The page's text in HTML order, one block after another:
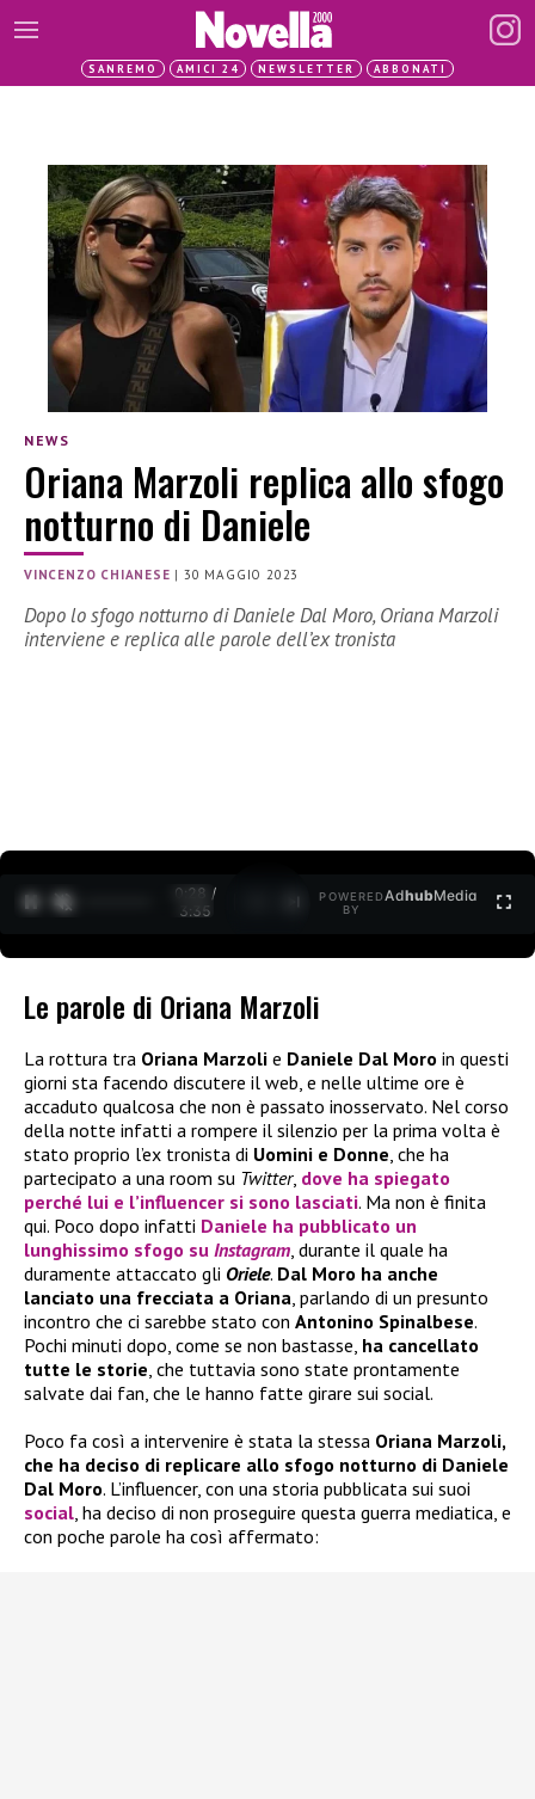
SANREMO AMICI 24 NEWSLETTER ABBONATI
NEWS
Oriana Marzoli replica allo sfogo
notturno di Daniele
VINCENZO CHIANESE |30 MAGGIO 2023
Dopo lo sfogo notturno di Daniele Dal Moro, Oriana Marzoli
interviene e replica alle parole dell’ex tronista
0:29 /
3:35
POWERED
BY
AdhubMedia
Le parole di Oriana Marzoli
La rottura tra Oriana Marzoli e Daniele Dal Moro in questi
giorni sta facendo discutere il web, e nelle ultime ore è
accaduto qualcosa che non è passato inosservato. Nel corso
della notte infatti a rompere il silenzio per la prima volta è
stato proprio l’ex tronista di Uomini e Donne, che ha
partecipato a una room su Twitter, dove ha spiegato
perché lui e l’influencer si sono lasciati. Ma non è finita
qui. Poco dopo infatti Daniele ha pubblicato un
lunghissimo sfogo su Instagram, durante il quale ha
duramente attaccato gli Oriele. Dal Moro ha anche
lanciato una frecciata a Oriana, parlando di un presunto
incontro che ci sarebbe stato con Antonino Spinalbese.
Pochi minuti dopo, come se non bastasse, ha cancellato
tutte le storie, che tuttavia sono state prontamente
salvate dai fan, che le hanno fatte girare sui social.
Poco fa così a intervenire è stata la stessa Oriana Marzoli,
che ha deciso di replicare allo sfogo notturno di Daniele
Dal Moro. L’influencer, con una storia pubblicata sui suoi
social, ha deciso di non proseguire questa guerra mediatica, e
con poche parole ha così affermato: